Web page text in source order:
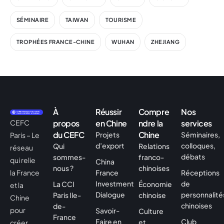
SÉMINAIRE TAIWAN TOURISME
TROPHÉES FRANCE-CHINE WUHAN ZHEJIANG
CEFC
Paris – Le
réseau
qui relie
la France
et la
Chine
pour
À
propos
du CEFC
Qui
sommes-
nous ?
La CCI
Paris Ile-
de-
France
Réussir
en Chine
Projets
d’export
China
France
Investment
Dialogue
Savoir-
Faire en
Compre
ndre la
Chine
Relations
franco-
chinoises
Économie
chinoise
Culture
et
Nos
services
Séminaires,
colloques,
débats
Réceptions
de
chinoises
Club